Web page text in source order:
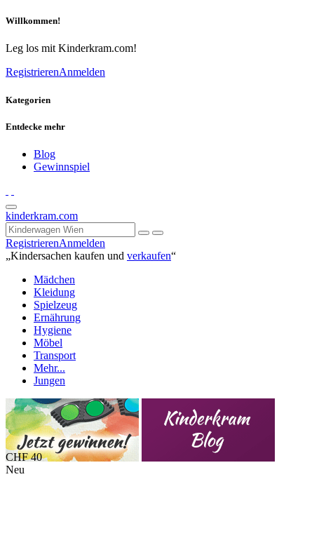
Willkommen!
Leg los mit Kinderkram.com!
RegistrierenAnmelden
Kategorien
Entdecke mehr
Blog
Gewinnspiel
kinderkram.com
RegistrierenAnmelden
„Kindersachen kaufen und verkaufen“
Mädchen
Kleidung
Spielzeug
Ernährung
Hygiene
Möbel
Transport
Mehr...
Jungen
CHF 40
Neu